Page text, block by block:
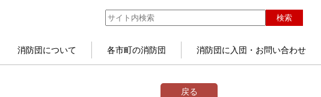
検索
消防団について 各市町の消防団 消防団に入団・お問い合わせ
戻る